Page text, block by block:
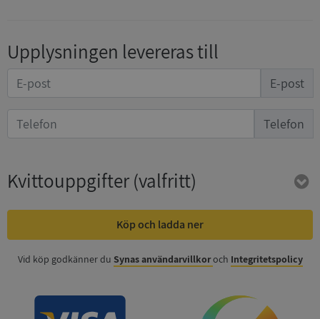
Upplysningen levereras till
E-post
Telefon
Kvittouppgifter(valfritt)
Köp och ladda ner
Vid köp godkänner du Synas användarvillkoroch Integritetspolicy